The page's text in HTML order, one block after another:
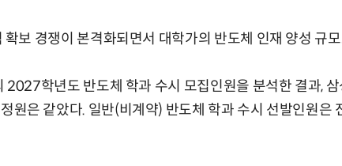
보 경쟁이 본격화되면서 대학가의 반도체 인재 양성 규
2027학년도 반도체 학과 수시 모집인원을 분석한 결과,
원은 같았다. 일반(비계약) 반도체 학과 수시 선발인원은